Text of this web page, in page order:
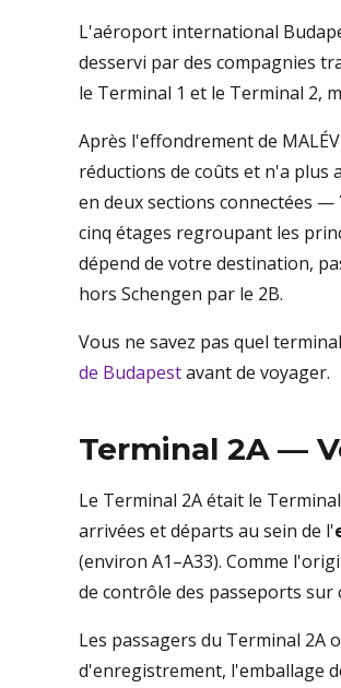
L'aéroport international
desservi par des compagnies
le Terminal 1 et le Terminal 2,
Après l'effondrement de
réductions de coûts et n'a plus
en deux sections connectées —
cinq étages regroupant les
dépend de votre destination,
hors Schengen par le 2B.
Vous ne savez pas quel
de Budapestavant de voyager.
Terminal 2A —
Le Terminal 2A était le
arrivées et départs au sein de l'
(environ A1–A33). Comme
de contrôle des passeports sur
Les passagers du Terminal 2A
d'enregistrement, l'emballage